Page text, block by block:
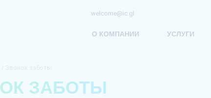
welcome@ic.gl
О КОМПАНИИ УСЛУГИ
ЗАБОТЫ